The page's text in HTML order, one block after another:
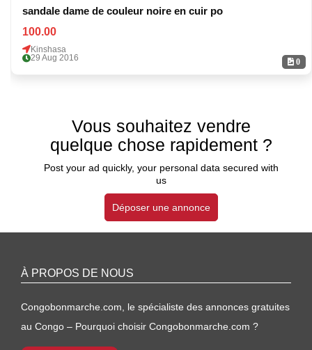
0
sandale dame de couleur noire en cuir po
100.00
Kinshasa
29 Aug 2016
Vous souhaitez vendre
quelque chose rapidement ?
Post your ad quickly, your personal data secured with
us
Déposer une annonce
À PROPOS DE NOUS
Congobonmarche.com, le spécialiste des annonces gratuites
au Congo – Pourquoi choisir Congobonmarche.com ?